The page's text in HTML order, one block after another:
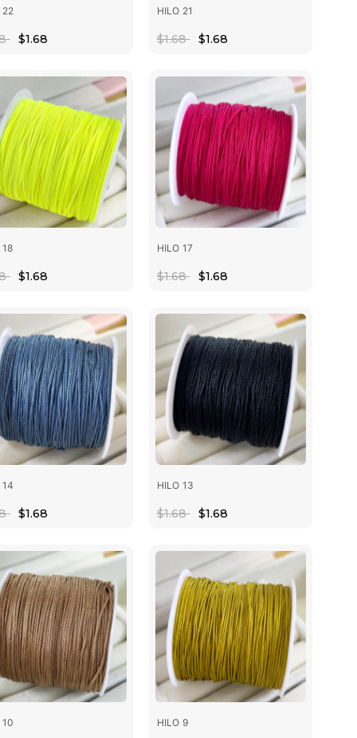
22
$1.68
HILO 21
$1.68 $1.68
18
$1.68
HILO 17
$1.68 $1.68
14
$1.68
HILO 13
$1.68 $1.68
10 HILO 9